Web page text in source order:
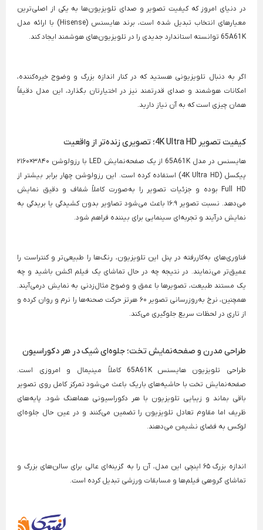
در دنیای امروز که کیفیت تصویر و صدای تلویزیون‌ها به یکی از اصلی‌ترین
معیارهای انتخاب تبدیل شده است، برند هایسنس (Hisense) با ارائه مدل
65A61K توانسته استاندارد جدیدی را در تلویزیون‌های هوشمند ایجاد کند.
اگر به دنبال تلویزیونی هستید که در کنار اندازه بزرگ و وضوح خیره‌کننده،
امکانات هوشمند و صدای قدرتمند نیز در اختیارتان بگذارد، این مدل دقیقاً
همان چیزی است که به آن نیاز دارید.
کیفیت تصویر 4K Ultra HD؛ تصویری زنده‌تر از واقعیت
هایسنس در مدل 65A61K از یک صفحه‌نمایش LED با رزولوشن ۳۸۴۰×۲۱۶۰
پیکسل (4K Ultra HD) استفاده کرده است. این رزولوشن چهار برابر بیشتر از
Full HD بوده و جزئیات تصویر را به‌صورت کاملاً شفاف و دقیق نمایش
می‌دهد. نسبت تصویر ۱۶:۹ باعث می‌شود تصاویر بدون کشیدگی یا بریدگی به
نمایش درآیند و تجربه‌ای سینمایی برای بیننده فراهم شود.
فناوری‌های به‌کاررفته در پنل این تلویزیون، رنگ‌ها را طبیعی‌تر و کنتراست را
عمیق‌تر می‌نمایند. در نتیجه چه در حال تماشای یک فیلم اکشن باشید و چه
یک مستند طبیعت، تصویرها با عمق و وضوح مثال‌زدنی به نمایش درمی‌آیند.
همچنین، نرخ به‌روزرسانی تصویر ۶۰ هرتز حرکت صحنه‌ها را نرم و روان کرده و
از تاری در لحظات سریع جلوگیری می‌کند.
طراحی مدرن و صفحه‌نمایش تخت؛ جلوه‌ای شیک در هر دکوراسیون
طراحی تلویزیون هایسنس
65A61K کاملاً مینیمال و امروزی است.
صفحه‌نمایش تخت با حاشیه‌های باریک باعث می‌شود تمرکز کامل روی تصویر
باقی بماند و زیبایی تلویزیون با هر دکوراسیونی هماهنگ شود. پایه‌های
ظریف اما مقاوم تعادل تلویزیون را تضمین می‌کنند و در عین حال جلوه‌ای
لوکس به فضای نشیمن می‌دهند.
اندازه بزرگ ۶۵ اینچی این مدل، آن را به گزینه‌ای عالی برای سالن‌های بزرگ و
تماشای گروهی فیلم‌ها و مسابقات ورزشی تبدیل کرده است.